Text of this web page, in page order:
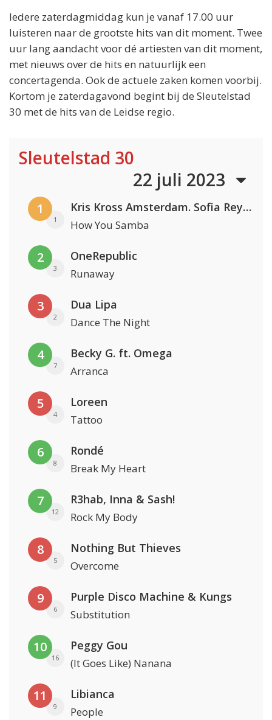
Iedere zaterdagmiddag kun je vanaf 17.00 uur
luisteren naar de grootste hits van dit moment. Twee
uur lang aandacht voor dé artiesten van dit moment,
met nieuws over de hits en natuurlijk een
concertagenda. Ook de actuele zaken komen voorbij.
Kortom je zaterdagavond begint bij de Sleutelstad
30 met de hits van de Leidse regio.
Sleutelstad 30
22 juli 2023
1
1
Kris Kross Amsterdam. Sofia Reyes & Tinie Tempah
How You Samba
2
3
OneRepublic
Runaway
3
2
Dua Lipa
Dance The Night
4
7
Becky G. ft. Omega
Arranca
5
4
Loreen
Tattoo
6
8
Rondé
Break My Heart
7
12
R3hab, Inna & Sash!
Rock My Body
8
5
Nothing But Thieves
Overcome
9
6
Purple Disco Machine & Kungs
Substitution
10
16
Peggy Gou
(It Goes Like) Nanana
11
9
Libianca
People